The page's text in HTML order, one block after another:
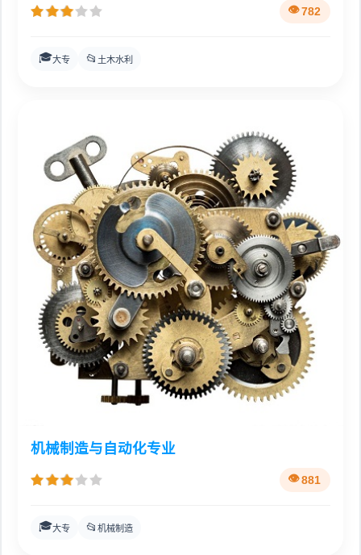
782
🎓大专 📂 土木水利
机械制造与自动化专业
881
🎓大专 📂 机械制造